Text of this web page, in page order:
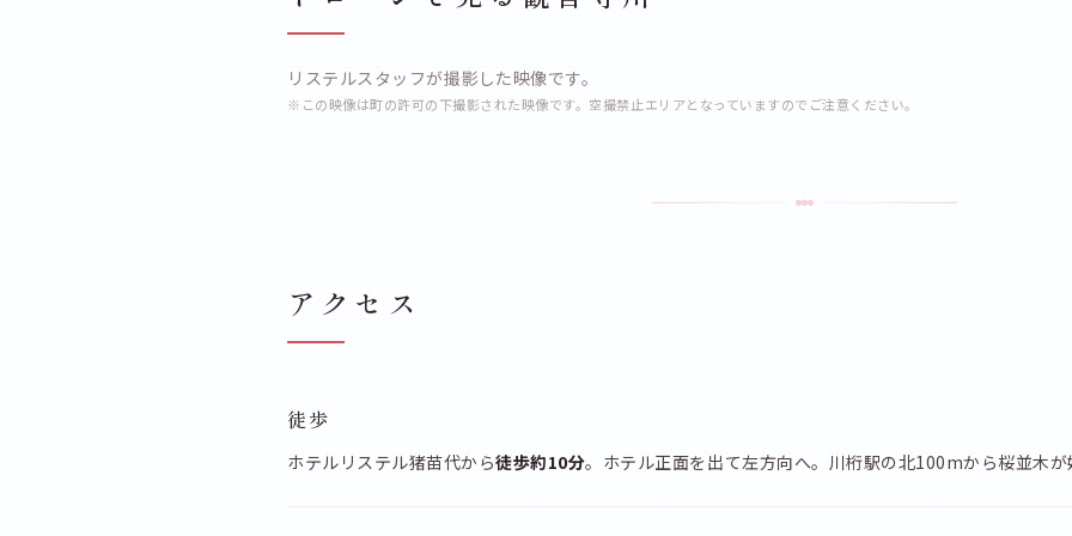
リステルスタッフが撮影した映像です。
※この映像は町の許可の下撮影された映像です。空撮禁止エリアとなっていますのでご注意ください。
アクセス
徒歩
ホテルリステル猪苗代から徒歩約10分。ホテル正面を出て左方向へ。川桁駅の北100mから桜並木が